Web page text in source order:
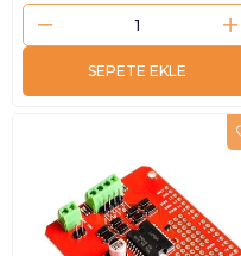
SEPETE EKLE